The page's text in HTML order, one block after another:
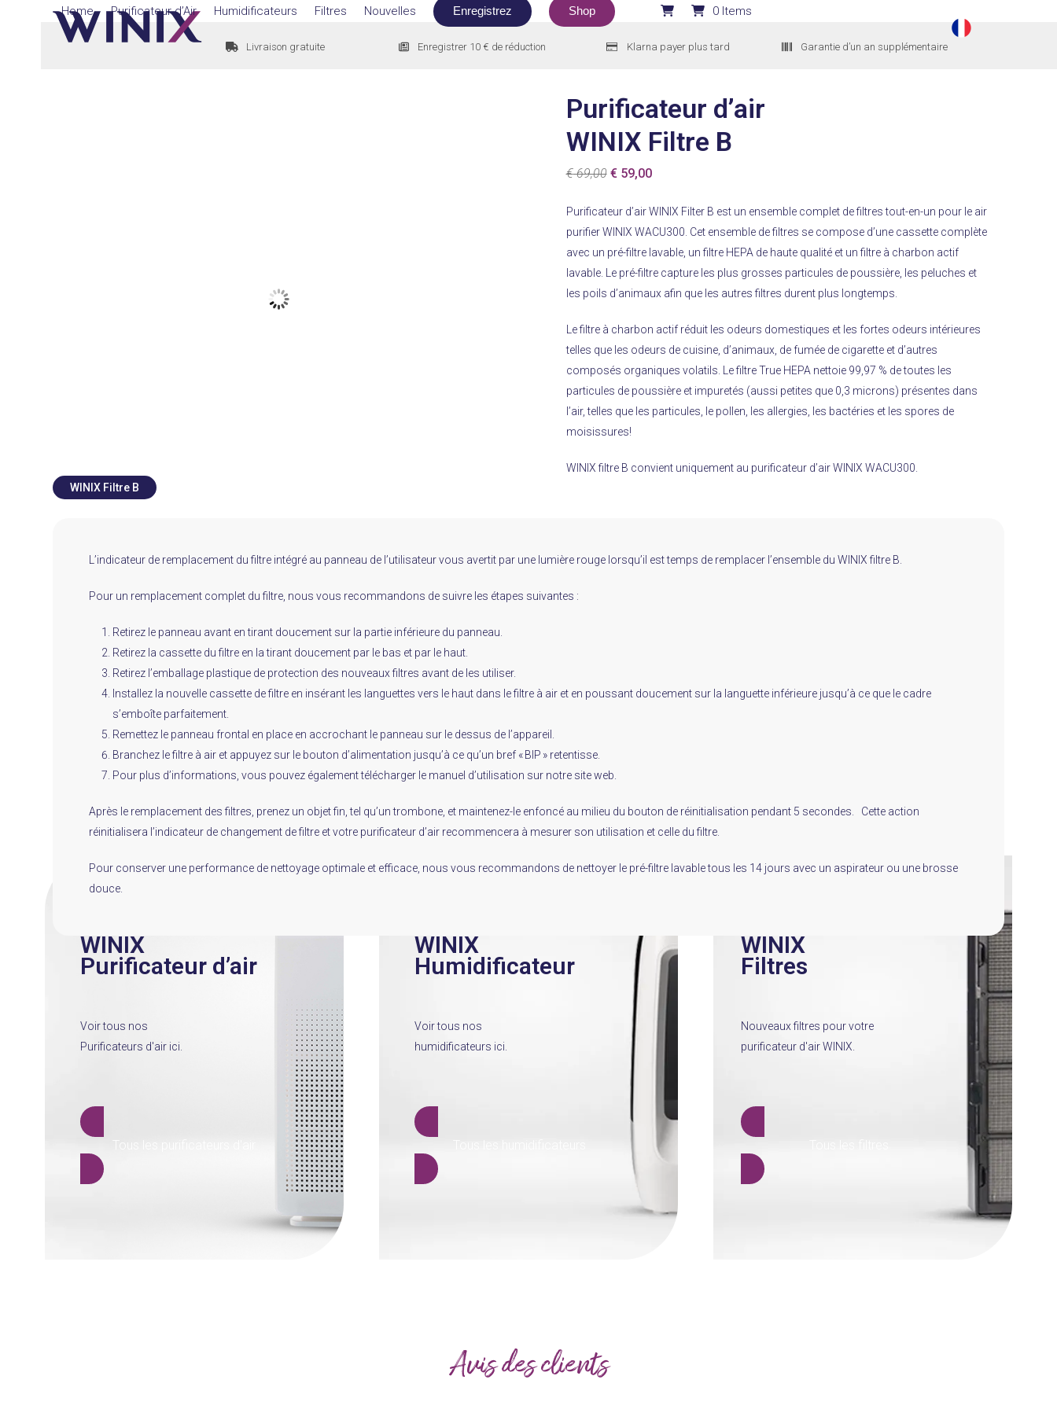
Home Purificateur d’Air Humidificateurs Filtres Nouvelles Enregistrez Shop 0 Items
Livraison gratuite Enregistrer 10 € de réduction Klarna payer plus tard Garantie d’un an supplémentaire
Purificateur d’air
WINIX Filtre B
€69,00 Le
initial
€ 69,00.
€59,00Le
actuel
€ 59,00.
Purificateur d’air WINIX Filter B est un ensemble complet de filtres tout-en-un pour le air
purifier WINIX WACU300. Cet ensemble de filtres se compose d’une cassette complète
avec un pré-filtre lavable, un filtre HEPA de haute qualité et un filtre à charbon actif
lavable. Le pré-filtre capture les plus grosses particules de poussière, les peluches et
les poils d’animaux afin que les autres filtres durent plus longtemps.
Le filtre à charbon actif réduit les odeurs domestiques et les fortes odeurs intérieures
telles que les odeurs de cuisine, d’animaux, de fumée de cigarette et d’autres
composés organiques volatils. Le filtre True HEPA nettoie 99,97 % de toutes les
particules de poussière et impuretés (aussi petites que 0,3 microns) présentes dans
l’air, telles que les particules, le pollen, les allergies, les bactéries et les spores de
moisissures!
WINIXfiltre B convient uniquement au purificateur d’air WINIX WACU300.
WINIX Filtre B
L’indicateur de remplacement du filtre intégré au panneau de l’utilisateur vous avertit par une lumière rouge lorsqu’il est temps de remplacer l’ensemble du WINIX filtre B.
Pour un remplacement complet du filtre, nous vous recommandons de suivre les étapes suivantes :
Retirez le panneau avant en tirant doucement sur la partie inférieure du panneau.
Retirez la cassette du filtre en la tirant doucement par le bas et par le haut.
Retirez l’emballage plastique de protection des nouveaux filtres avant de les utiliser.
Installez la nouvelle cassette de filtre en insérant les languettes vers le haut dans le filtre à air et en poussant doucement sur la languette inférieure jusqu’à ce que le cadre
s’emboîte parfaitement.
Remettez le panneau frontal en place en accrochant le panneau sur le dessus de l’appareil.
Branchez le filtre à air et appuyez sur le bouton d’alimentation jusqu’à ce qu’un bref « BIP » retentisse.
Pour plus d’informations, vous pouvez également télécharger le manuel d’utilisation sur notre site web.
Après le remplacement des filtres, prenez un objet fin, tel qu’un trombone, et maintenez-le enfoncé au milieu du bouton de réinitialisation pendant 5 secondes. Cette action
réinitialisera l’indicateur de changement de filtre et votre purificateur d’air recommencera à mesurer son utilisation et celle du filtre.
Pour conserver une performance de nettoyage optimale et efficace, nous vous recommandons de nettoyer le pré-filtre lavable tous les 14 jours avec un aspirateur ou une brosse
douce.
WINIX
Purificateur d’air
Voir tous nos
Purificateurs d'air ici.
WINIX
Humidificateur
Voir tous nos
humidificateurs ici.
WINIX
Filtres
Nouveaux filtres pour votre
purificateur d'air WINIX.
Avis des clients